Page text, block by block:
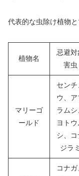
代表的な虫除け植物
植物名
忌避対
害虫
マリーゴ
ールド
センチ
ウ、ア
ラムシ
ヨトウ
シ、コ
ジラミ
コナガ